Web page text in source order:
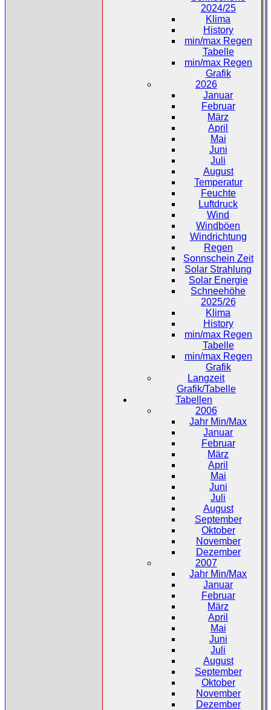
2024/25
Klima
History
min/max Regen
Tabelle
min/max Regen
Grafik
2026
Januar
Februar
März
April
Mai
Juni
Juli
August
Temperatur
Feuchte
Luftdruck
Wind
Windböen
Windrichtung
Regen
Sonnschein Zeit
Solar Strahlung
Solar Energie
Schneehöhe
2025/26
Klima
History
min/max Regen
Tabelle
min/max Regen
Grafik
Langzeit
Grafik/Tabelle
Tabellen
2006
Jahr Min/Max
Januar
Februar
März
April
Mai
Juni
Juli
August
September
Oktober
November
Dezember
2007
Jahr Min/Max
Januar
Februar
März
April
Mai
Juni
Juli
August
September
Oktober
November
Dezember